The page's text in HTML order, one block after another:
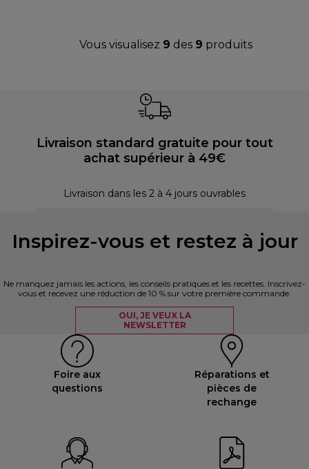
Vous visualisez 9 des 9 produits
Livraison standard gratuite pour tout
achat supérieur à 49€
Livraison dans les 2 à 4 jours ouvrables
Inspirez-vous et restez à jour
Ne manquez jamais les actions, les conseils pratiques et les recettes. Inscrivez-
vous et recevez une réduction de 10 % sur votre première commande.
OUI, JE VEUX LA
NEWSLETTER
Foire aux
questions
Réparations et
pièces de
rechange